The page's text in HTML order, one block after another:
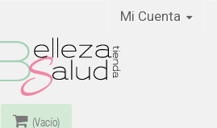
Mi Cuenta
(Vacío)